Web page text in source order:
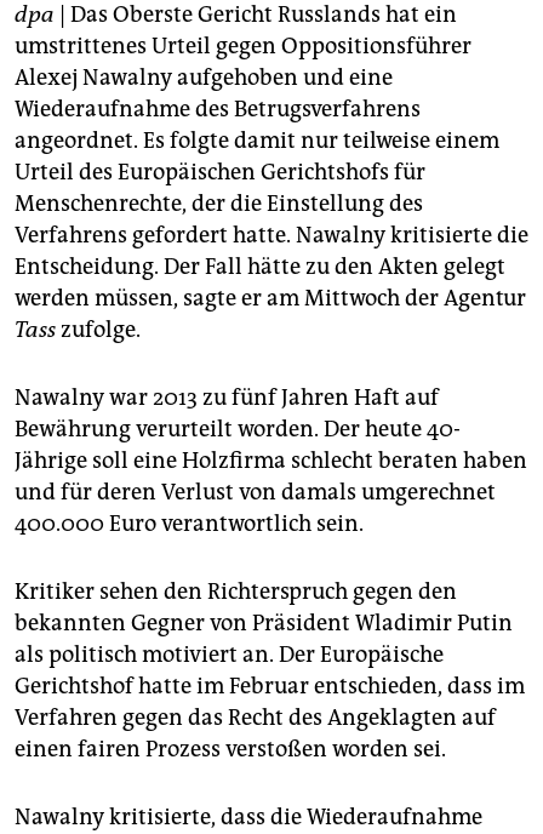
fragen & hilfe
unterstützen
abo
genossenschaft
epaper login
dpa | Das Oberste Gericht Russlands hat ein
umstrittenes Urteil gegen Oppositionsführer
Alexej Nawalny aufgehoben und eine
Wiederaufnahme des Betrugsverfahrens
angeordnet. Es folgte damit nur teilweise einem
Urteil des Europäischen Gerichtshofs für
Menschenrechte, der die Einstellung des
Verfahrens gefordert hatte. Nawalny kritisierte die
Entscheidung. Der Fall hätte zu den Akten gelegt
werden müssen, sagte er am Mittwoch der Agentur
Tasszufolge.
Nawalny war 2013 zu fünf Jahren Haft auf
Bewährung verurteilt worden. Der heute 40-
Jährige soll eine Holzfirma schlecht beraten haben
und für deren Verlust von damals umgerechnet
400.000 Euro verantwortlich sein.
Kritiker sehen den Richterspruch gegen den
bekannten Gegner von Präsident Wladimir Putin
als politisch motiviert an. Der Europäische
Gerichtshof hatte im Februar entschieden, dass im
Verfahren gegen das Recht des Angeklagten auf
einen fairen Prozess verstoßen worden sei.
Nawalny kritisierte, dass die Wiederaufnahme